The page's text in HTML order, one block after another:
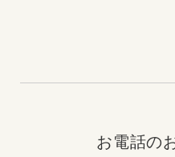
お電話の